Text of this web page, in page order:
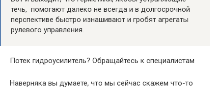
течь, помогают далеко не всегда и в долгосрочной
перспективе быстро изнашивают и гробят агрегаты
рулевого управления.
Потек гидроусилитель? Обращайтесь к специалистам
Наверняка вы думаете, что мы сейчас скажем что-то